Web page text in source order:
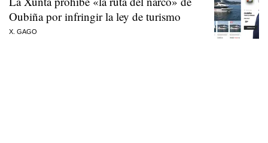
Oubiña por infringir la ley de turismo
X. GAGO